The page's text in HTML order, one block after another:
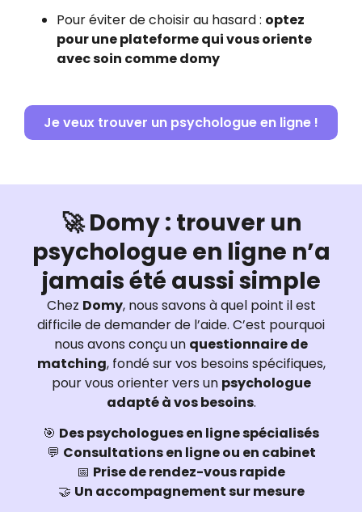
Pour éviter de choisir au hasard : optez
pour une plateforme qui vous oriente
avec soin comme domy
Je veux trouver un psychologue en ligne !
🚀 Domy : trouver un
psychologue en ligne n’a
jamais été aussi simple
Chez Domy, nous savons à quel point il est
difficile de demander de l’aide. C’est pourquoi
nous avons conçu un questionnaire de
matching, fondé sur vos besoins spécifiques,
pour vous orienter vers un psychologue
adapté à vos besoins.
🎯 Des psychologues en ligne spécialisés
💬 Consultations en ligne ou en cabinet
📅 Prise de rendez-vous rapide
🤝 Un accompagnement sur mesure